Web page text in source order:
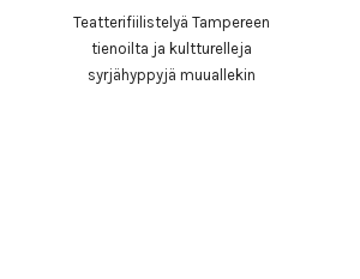
Teatterifiilistelyä Tampereen
tienoilta ja kultturelleja
syrjähyppyjä muuallekin